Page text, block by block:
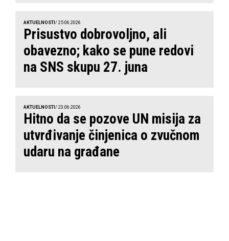
AKTUELNOSTI / 25.06.2026
Prisustvo dobrovoljno, ali
obavezno; kako se pune redovi
na SNS skupu 27. juna
AKTUELNOSTI / 23.06.2026
Hitno da se pozove UN misija za
utvrđivanje činjenica o zvučnom
udaru na građane